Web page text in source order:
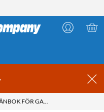
MOBILPLÅNBOK FÖR GALAXY S21